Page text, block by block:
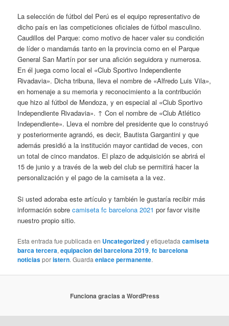
La selección de fútbol del Perú es el equipo representativo de
dicho país en las competiciones oficiales de fútbol masculino.
Caudillos del Parque: como motivo de hacer valer su condición
de líder o mandamás tanto en la provincia como en el Parque
General San Martín por ser una afición seguidora y numerosa.
En él juega como local el «Club Sportivo Independiente
Rivadavia». Dicha tribuna, lleva el nombre de «Alfredo Luis Vila»,
en homenaje a su memoria y reconocimiento a la contribución
que hizo al fútbol de Mendoza, y en especial al «Club Sportivo
Independiente Rivadavia». ↑ Con el nombre de «Club Atlético
Independiente». Lleva el nombre del presidente que lo construyó
y posteriormente agrandó, es decir, Bautista Gargantini y que
además presidió a la institución mayor cantidad de veces, con
un total de cinco mandatos. El plazo de adquisición se abrirá el
15 de junio y a través de la web del club se permitirá hacer la
personalización y el pago de la camiseta a la vez.
Si usted adoraba este artículo y también le gustaría recibir más
información sobrecamiseta fc barcelona 2021 por favor visite
nuestro propio sitio.
Esta entrada fue publicada en Uncategorizedy etiquetadacamiseta
barca tercera,equipacion del barcelona 2019,fc barcelona
noticiasporistern. Guardaenlace permanente.
Funciona gracias a WordPress